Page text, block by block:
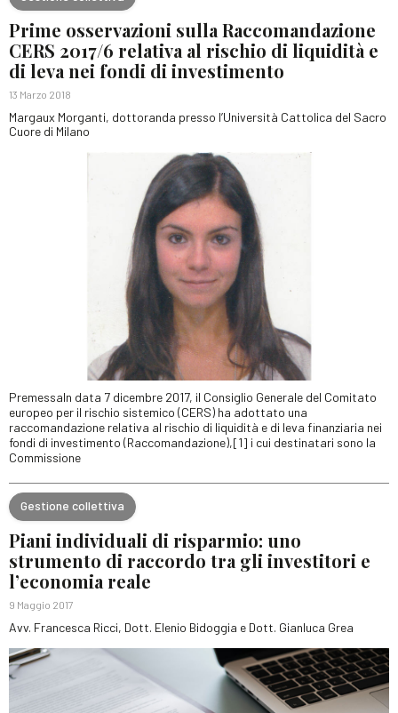
Prime osservazioni sulla Raccomandazione
CERS 2017/6 relativa al rischio di liquidità e
di leva nei fondi di investimento
13 Marzo 2018
Margaux Morganti, dottoranda presso l’Università Cattolica del Sacro
Cuore di Milano
PremessaIn data 7 dicembre 2017, il Consiglio Generale del Comitato
europeo per il rischio sistemico (CERS) ha adottato una
raccomandazione relativa al rischio di liquidità e di leva finanziaria nei
fondi di investimento (Raccomandazione),[1] i cui destinatari sono la
Commissione
Gestione collettiva
Piani individuali di risparmio: uno
strumento di raccordo tra gli investitori e
l’economia reale
9 Maggio 2017
Avv. Francesca Ricci, Dott. Elenio Bidoggia e Dott. Gianluca Grea